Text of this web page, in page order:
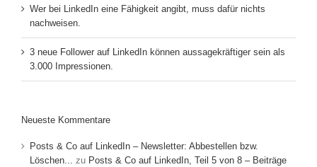
Wer bei LinkedIn eine Fähigkeit angibt, muss dafür nichts
nachweisen.
3 neue Follower auf LinkedIn können aussagekräftiger sein als
3.000 Impressionen.
Neueste Kommentare
Posts & Co auf LinkedIn – Newsletter: Abbestellen bzw.
Löschen... zu Posts & Co auf LinkedIn, Teil 5 von 8 – Beiträge